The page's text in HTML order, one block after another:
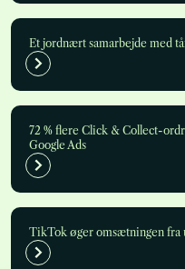
Et jordnært samarbejde med
72 % flere Click & Collect-
Google Ads
TikTok øger omsætningen fra